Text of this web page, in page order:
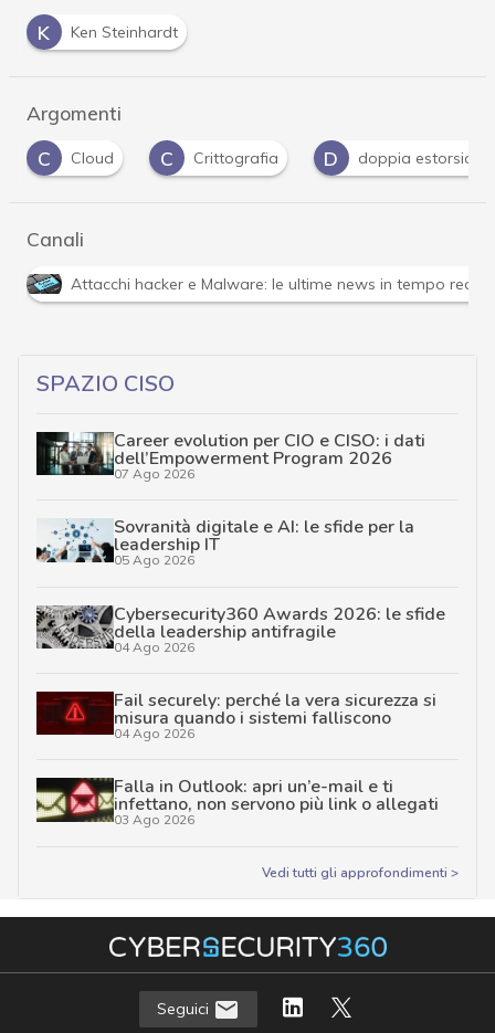
K
Ken Steinhardt
Argomenti
C
Cloud C Crittografia D doppia estorsione
Canali
Attacchi hacker e Malware: le ultime news in tempo
SPAZIO CISO
Career evolution per CIO e CISO: i dati
dell’Empowerment Program 2026
07 Ago 2026
Sovranità digitale e AI: le sfide per la
leadership IT
05 Ago 2026
Cybersecurity360 Awards 2026: le sfide
della leadership antifragile
04 Ago 2026
Fail securely: perché la vera sicurezza si
misura quando i sistemi falliscono
04 Ago 2026
Falla in Outlook: apri un’e-mail e ti
infettano, non servono più link o allegati
03 Ago 2026
Vedi tutti gli approfondimenti >
Seguici